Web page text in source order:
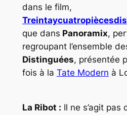
dans le film,
que dans Panoramix,
regroupant l’ensemble
Distinguées, présentée
fois à la Tate Modern à
La Ribot : Il ne s’agit pas